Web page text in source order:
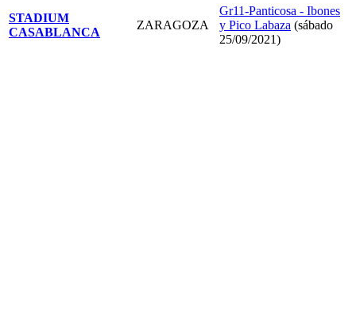
STADIUM
CASABLANCA
ZARAGOZA
Gr11-Panticosa - Ibones
y Pico Labaza (sábado
25/09/2021)